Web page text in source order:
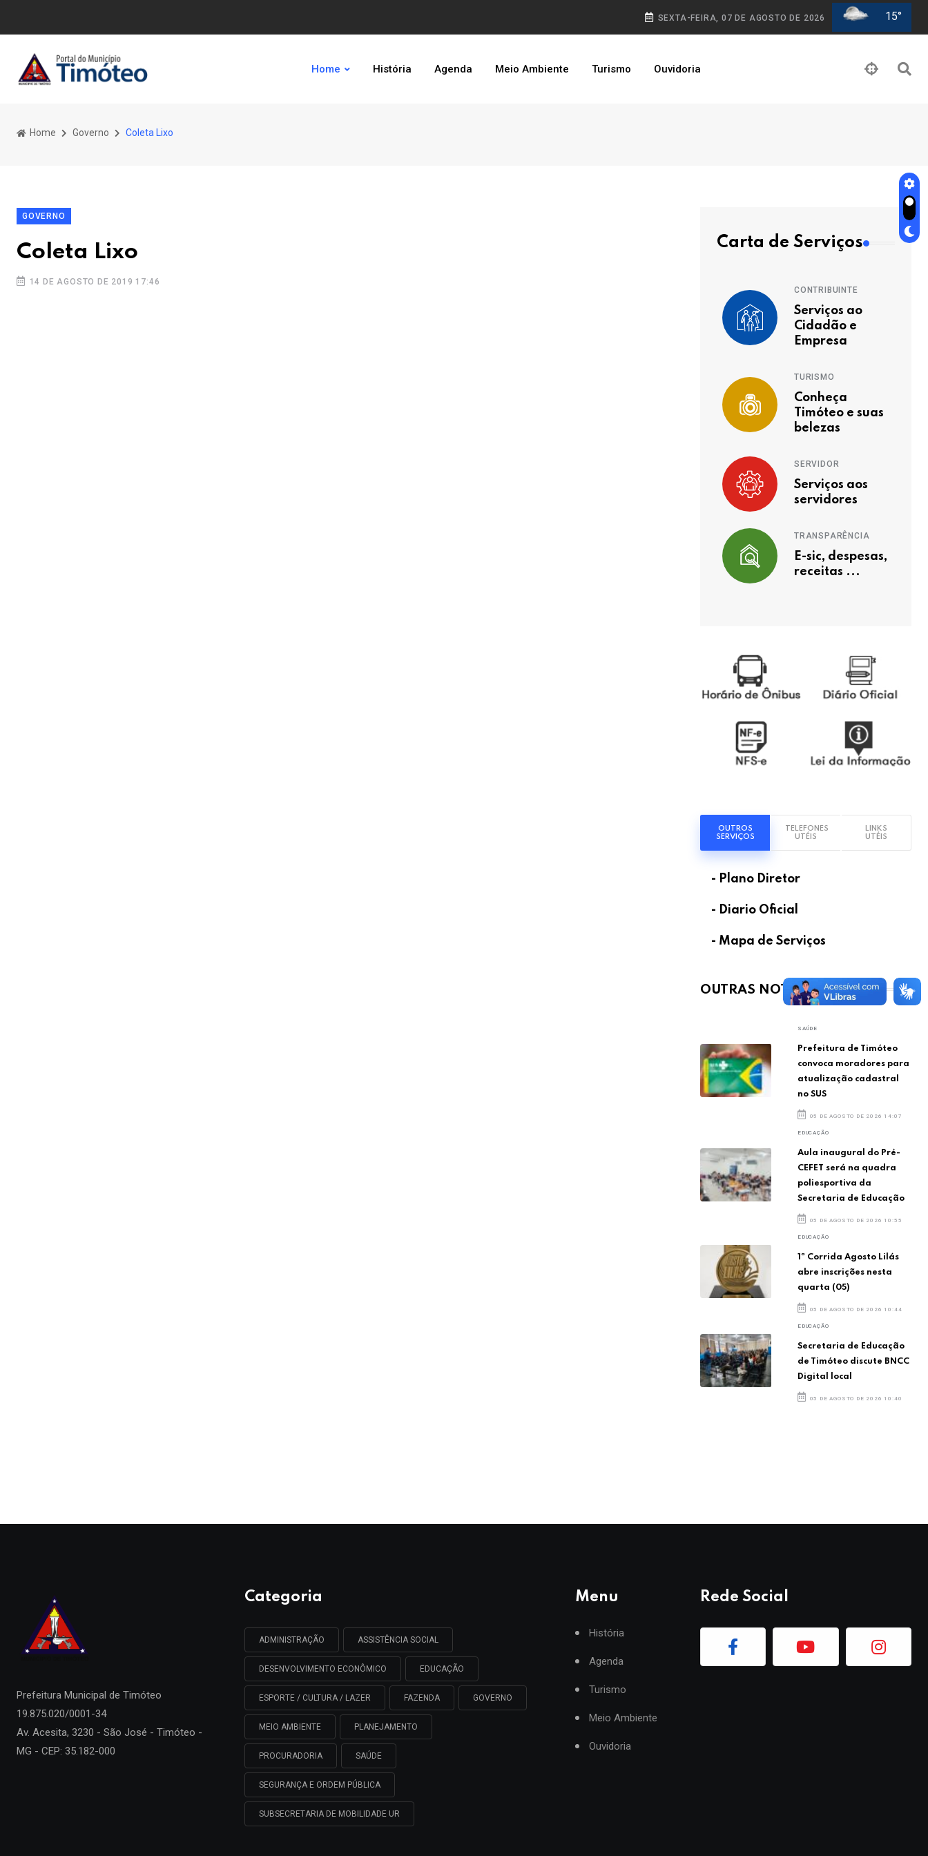
SEXTA-FEIRA, 07 DE AGOSTO DE 2026 15°
Home História Agenda Meio Ambiente Turismo Ouvidoria
Home Governo Coleta Lixo
GOVERNO
Coleta Lixo
14 DE AGOSTO DE 2019 17:46
Carta de Serviços
CONTRIBUINTE
Serviços ao
Cidadão e
Empresa
TURISMO
Conheça
Timóteo e suas
belezas
SERVIDOR
Serviços aos
servidores
TRANSPARÊNCIA
E-sic, despesas,
receitas ...
OUTROS
SERVIÇOS
TELEFONES
UTÉIS
LINKS
UTÉIS
- Plano Diretor
- Diario Oficial
- Mapa de Serviços
OUTRAS NOTÍCIAS
SAÚDE
Prefeitura de Timóteo
convoca moradores para
atualização cadastral
no SUS
05 DE AGOSTO DE 2026 14:07
EDUCAÇÃO
Aula inaugural do Pré-
CEFET será na quadra
poliesportiva da
Secretaria de Educação
05 DE AGOSTO DE 2026 10:55
EDUCAÇÃO
1ª Corrida Agosto Lilás
abre inscrições nesta
quarta (05)
05 DE AGOSTO DE 2026 10:44
EDUCAÇÃO
Secretaria de Educação
de Timóteo discute BNCC
Digital local
05 DE AGOSTO DE 2026 10:40
Prefeitura Municipal de Timóteo
19.875.020/0001-34
Av. Acesita, 3230 - São José - Timóteo -
MG - CEP: 35.182-000
Categoria
ADMINISTRAÇÃO ASSISTÊNCIA SOCIAL
DESENVOLVIMENTO ECONÔMICO EDUCAÇÃO
ESPORTE / CULTURA / LAZER FAZENDA GOVERNO
MEIO AMBIENTE PLANEJAMENTO
PROCURADORIA SAÚDE
SEGURANÇA E ORDEM PÚBLICA
SUBSECRETARIA DE MOBILIDADE UR
Menu
História
Agenda
Turismo
Meio Ambiente
Ouvidoria
Rede Social